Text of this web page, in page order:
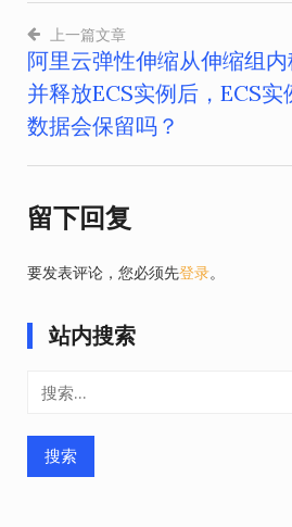
文
章
上一篇文章
阿里云弹性伸缩从伸缩组内
并释放ECS实例后，ECS实
数据会保留吗？
留下回复
要发表评论，您必须先登录。
站内搜索